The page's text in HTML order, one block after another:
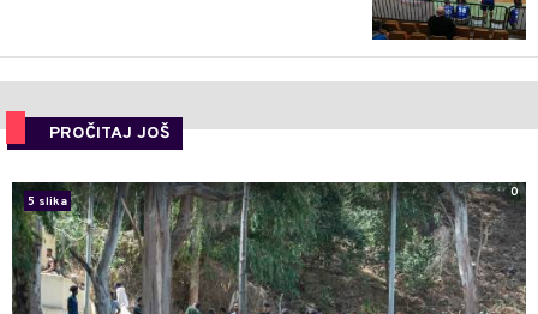
PROČITAJ JOŠ
5 slika
0